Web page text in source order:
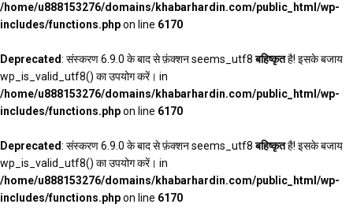
/home/u888153276/domains/khabarhardin.com/public_html/wp-
includes/functions.phpon line 6170
Deprecated: संस्करण 6.9.0 के बाद से फ़ंक्शन seems_utf8बहिष्कृतहै! इसके बजाय
wp_is_valid_utf8() का उपयोग करें। in
/home/u888153276/domains/khabarhardin.com/public_html/wp-
includes/functions.phpon line 6170
Deprecated: संस्करण 6.9.0 के बाद से फ़ंक्शन seems_utf8बहिष्कृतहै! इसके बजाय
wp_is_valid_utf8() का उपयोग करें। in
/home/u888153276/domains/khabarhardin.com/public_html/wp-
includes/functions.phpon line 6170